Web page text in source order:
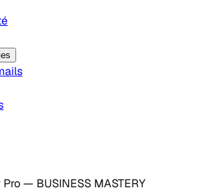
— BUSINESS MASTERY